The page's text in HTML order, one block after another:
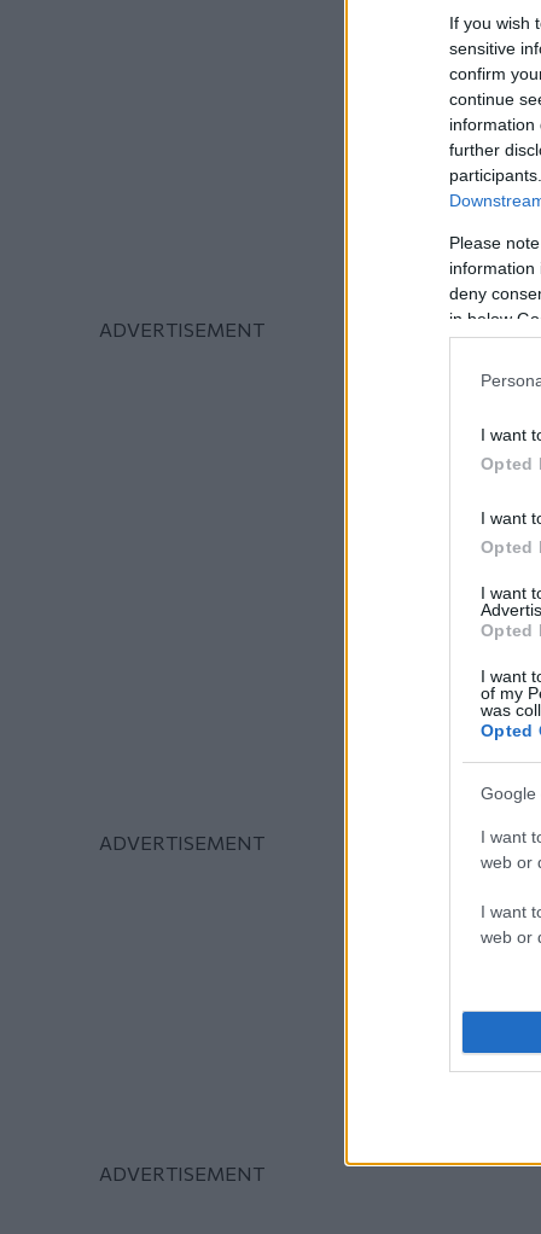
If you wish
sensitive
confirm
continue
information
further
Please
information
deny
in below
I want
Opted
I want
Opted
I want
Opted
I want
of my
was
Opted
Google
I want
web or
I want
web or